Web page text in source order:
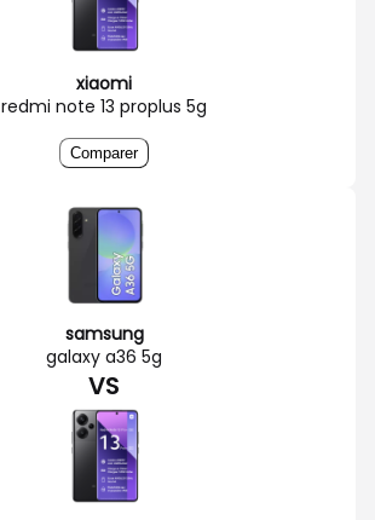
xiaomi
redmi note 13 proplus 5g
Comparer
samsung
galaxy a36 5g
VS